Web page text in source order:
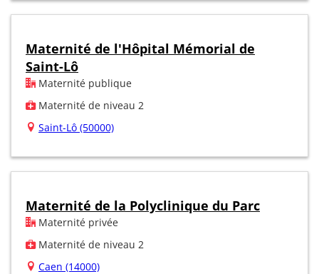
Maternité de l'Hôpital Mémorial de
Saint-Lô
Maternité publique
Maternité de niveau 2
Saint-Lô (50000)
Maternité de la Polyclinique du Parc
Maternité privée
Maternité de niveau 2
Caen (14000)